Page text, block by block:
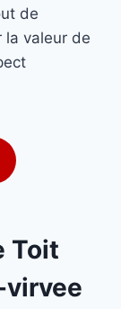
de
valeur de
Toit
virvee